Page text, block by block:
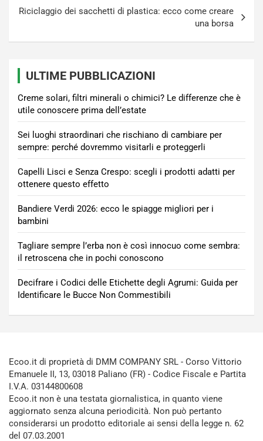
Riciclaggio dei sacchetti di plastica: ecco come creare
una borsa
ULTIME PUBBLICAZIONI
Creme solari, filtri minerali o chimici? Le differenze che è
utile conoscere prima dell’estate
Sei luoghi straordinari che rischiano di cambiare per
sempre: perché dovremmo visitarli e proteggerli
Capelli Lisci e Senza Crespo: scegli i prodotti adatti per
ottenere questo effetto
Bandiere Verdi 2026: ecco le spiagge migliori per i
bambini
Tagliare sempre l’erba non è così innocuo come sembra:
il retroscena che in pochi conoscono
Decifrare i Codici delle Etichette degli Agrumi: Guida per
Identificare le Bucce Non Commestibili
Ecoo.it di proprietà di DMM COMPANY SRL - Corso Vittorio
Emanuele II, 13, 03018 Paliano (FR) - Codice Fiscale e Partita
I.V.A. 03144800608
Ecoo.it non è una testata giornalistica, in quanto viene
aggiornato senza alcuna periodicità. Non può pertanto
considerarsi un prodotto editoriale ai sensi della legge n. 62
del 07.03.2001